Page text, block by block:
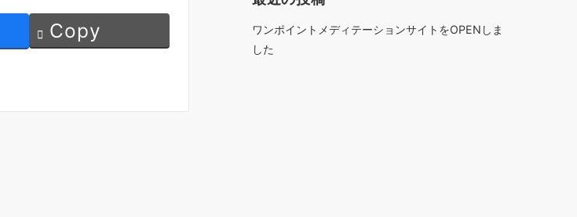
Copy
ワンポイントメディテーションサイトをOPENしま
した